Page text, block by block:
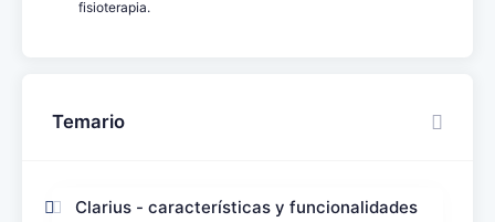
fisioterapia.
Temario
Clarius - características y funcionalidades